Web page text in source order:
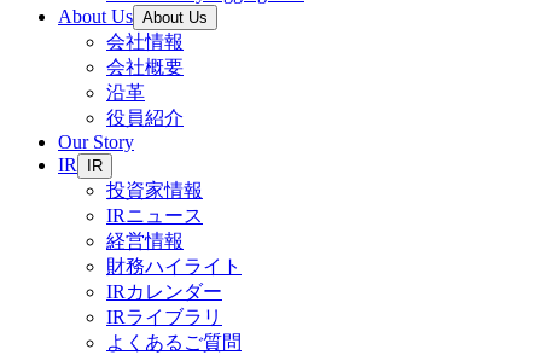
About Us About Us
会社情報
会社概要
沿革
役員紹介
Our Story
IR
IR
投資家情報
IRニュース
経営情報
財務ハイライト
IRカレンダー
IRライブラリ
よくあるご質問